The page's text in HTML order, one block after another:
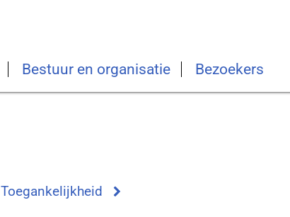
Bestuur en organisatie Bezoekers
Toegankelijkheid